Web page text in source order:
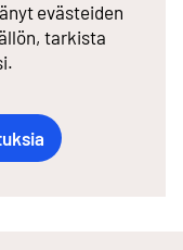
evästeiden
tarkista